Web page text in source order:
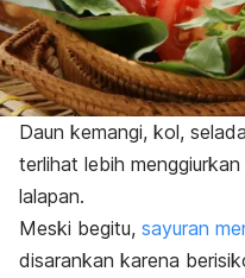
Daun kemangi, kol,
terlihat lebih
lalapan.
Meski begitu, sayuran
disarankan karena